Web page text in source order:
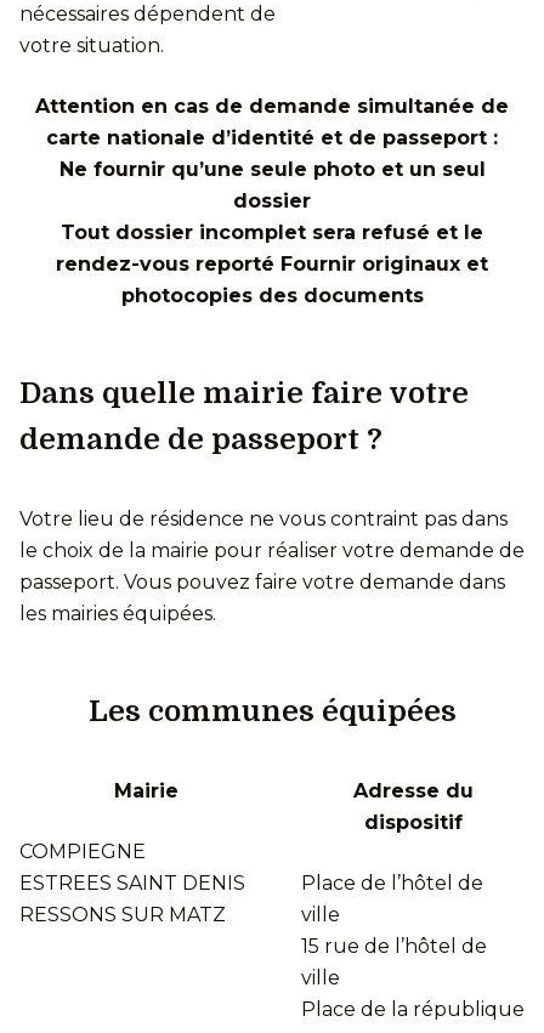
nécessaires dépendent de
votre situation.
Attention en cas de demande simultanée de
carte nationale d’identité et de passeport :
Ne fournir qu’une seule photo et un seul
dossier
Tout dossier incomplet sera refusé et le
rendez-vous reporté Fournir originaux et
photocopies des documents
Dans quelle mairie faire votre
demande de passeport ?
Votre lieu de résidence ne vous contraint pas dans
le choix de la mairie pour réaliser votre demande de
passeport. Vous pouvez faire votre demande dans
les mairies équipées.
Les communes équipées
Mairie
COMPIEGNE
ESTREES SAINT DENIS
RESSONS SUR MATZ
Adresse du
dispositif
Place de l’hôtel de
ville
15 rue de l’hôtel de
ville
Place de la république